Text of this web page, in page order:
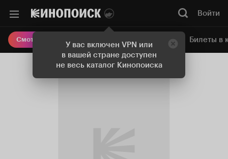
У вас включен VPN или
в вашей стране доступен
не весь каталог Кинопоиска
Войти
Смотреть кино Онлайн-кинотеатр Билеты в